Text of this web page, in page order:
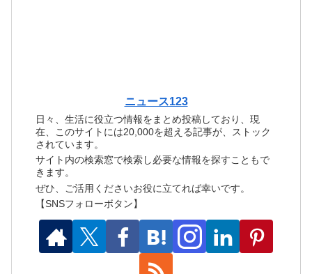
ニュース123
日々、生活に役立つ情報をまとめ投稿しており、現
在、このサイトには20,000を超える記事が、ストック
されています。
サイト内の検索窓で検索し必要な情報を探すこともで
きます。
ぜひ、ご活用くださいお役に立てれば幸いです。
【SNSフォローボタン】